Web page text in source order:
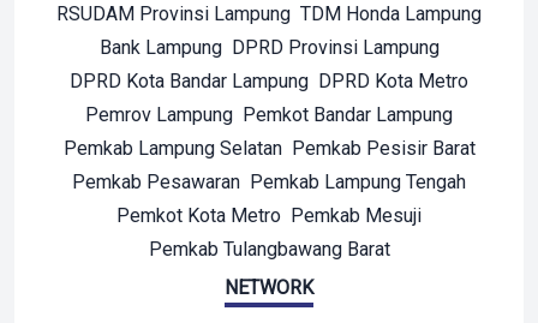
RSUDAM Provinsi Lampung TDM Honda Lampung
Bank Lampung DPRD Provinsi Lampung
DPRD Kota Bandar Lampung DPRD Kota Metro
Pemrov Lampung Pemkot Bandar Lampung
Pemkab Lampung Selatan Pemkab Pesisir Barat
Pemkab Pesawaran Pemkab Lampung Tengah
Pemkot Kota Metro Pemkab Mesuji
Pemkab Tulangbawang Barat
NETWORK